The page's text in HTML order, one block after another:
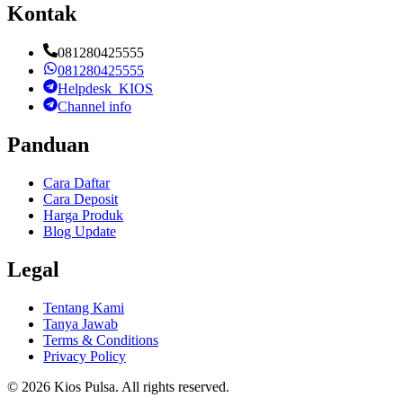
Kontak
081280425555
081280425555
Helpdesk_KIOS
Channel info
Panduan
Cara Daftar
Cara Deposit
Harga Produk
Blog Update
Legal
Tentang Kami
Tanya Jawab
Terms & Conditions
Privacy Policy
© 2026 Kios Pulsa. All rights reserved.